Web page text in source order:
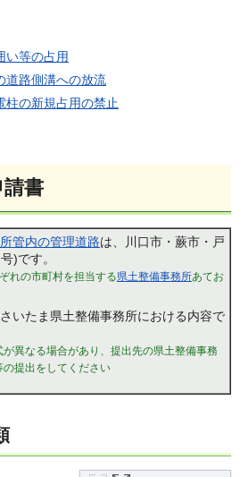
い等の占用
道路側溝への放流
柱の新規占用の禁止
書
管内の管理道路は、川口市・蕨市・戸
)です。
れの市町村を担当する県土整備事務所あてお
いたま県土整備事務所における内容で
異なる場合があり、提出先の県土整備事務
提出をしてください